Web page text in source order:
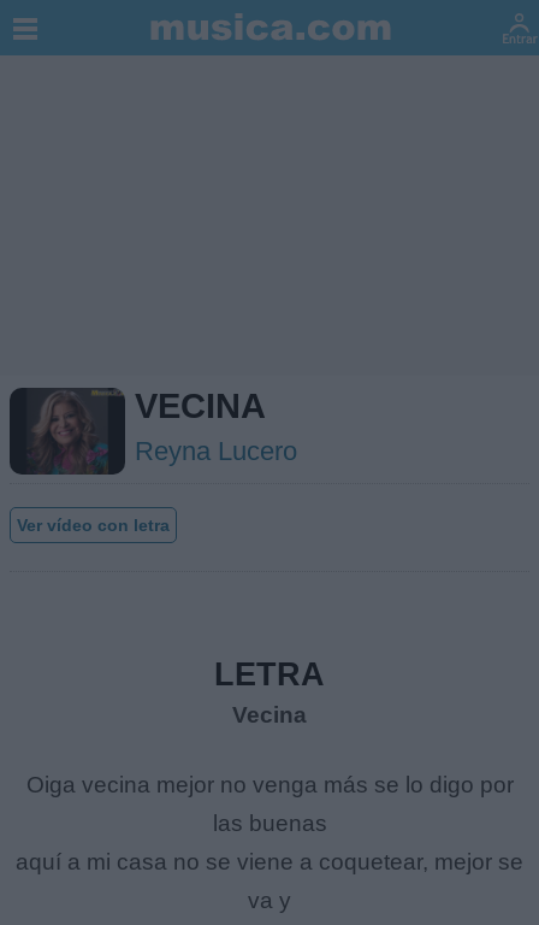
VECINA
Reyna Lucero
Ver vídeo con letra
LETRA
Vecina
Oiga vecina mejor no venga más se lo digo por
las buenas
aquí a mi casa no se viene a coquetear, mejor se
va y